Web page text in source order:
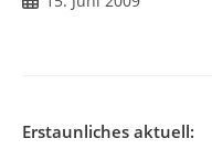
Erstaunliches aktuell: